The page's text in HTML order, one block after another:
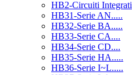
HB2-Circuiti Integrati
HB31-Serie AN.....
HB32-Serie BA.....
HB33-Serie CA....
HB34-Serie CD....
HB35-Serie HA.....
HB36-Serie I~L.....